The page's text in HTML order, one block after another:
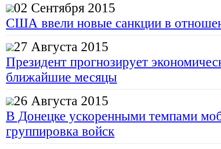
02 Сентября 2015
США ввели новые санкции в
27 Августа 2015
Президент прогнозирует
ближайшие месяцы
26 Августа 2015
В Донецке ускоренными темпами
группировка войск